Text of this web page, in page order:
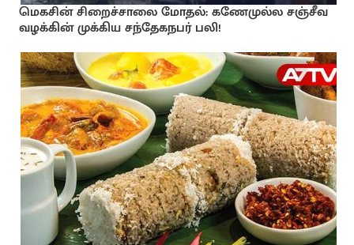
மெகசின் சிறைச்சாலை மோதல்: கணேமுல்ல சஞ்சீவ
வழக்கின் முக்கிய சந்தேகநபர் பலி!